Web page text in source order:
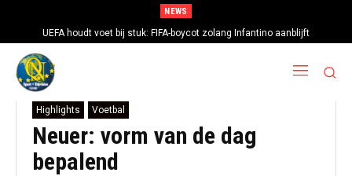
NEWS
UEFA houdt voet bij stuk: FIFA-boycot zolang Infantino aanblijft
Highlights Voetbal
Neuer: vorm van de dag
bepalend